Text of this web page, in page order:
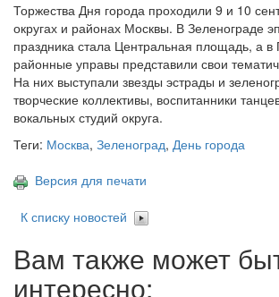
Торжества Дня города проходили 9 и 10
округах и районах Москвы. В Зеленограде
праздника стала Центральная площадь, а
районные управы представили свои
На них выступали звезды эстрады и
творческие коллективы, воспитанники
вокальных студий округа.
Теги: Москва, Зеленоград, День города
Версия для печати
К списку новостей
Вам также может
интересно: